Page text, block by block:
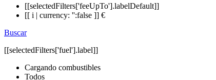
[[selectedFilters['feeUpTo'].labelDefault]]
[[ i | currency: '':false ]] €
Buscar
[[selectedFilters['fuel'].label]]
Cargando combustibles
Todos